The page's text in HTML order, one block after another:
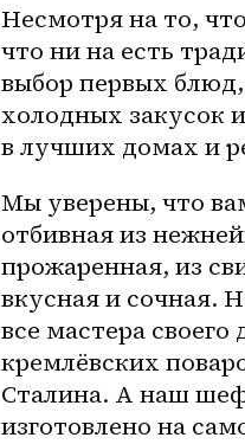
Несмотря на то,
что ни на есть
выбор первых блюд,
холодных закусок
в лучших домах и
Мы уверены, что
отбивная из
прожаренная, из
вкусная и сочная.
все мастера
кремлёвских
Сталина. А наш
изготовлено на